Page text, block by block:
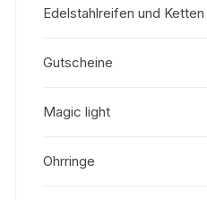
Edelstahlreifen und Ketten
Gutscheine
Magic light
Ohrringe